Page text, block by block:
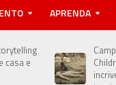
APRENDA
casa e